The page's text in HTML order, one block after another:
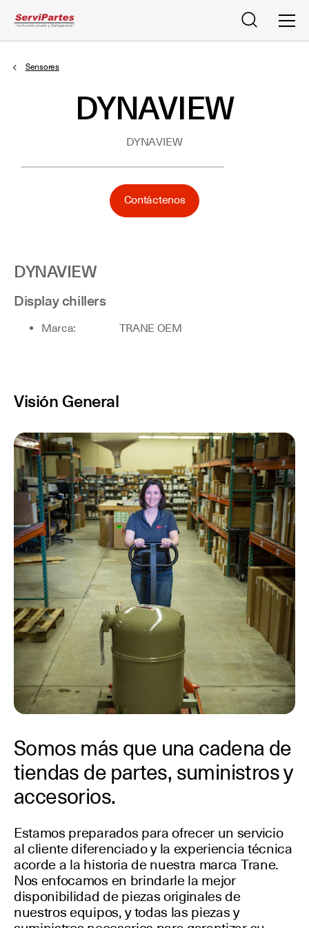
Buscar
Sensores
DYNAVIEW
DYNAVIEW
Contáctenos
DYNAVIEW
Display chillers
Marca: TRANE OEM
Visión General
Somos más que una cadena de
tiendas de partes, suministros y
accesorios.
Estamos preparados para ofrecer un servicio
al cliente diferenciado y la experiencia técnica
acorde a la historia de nuestra marca Trane.
Nos enfocamos en brindarle la mejor
disponibilidad de piezas originales de
nuestros equipos, y todas las piezas y